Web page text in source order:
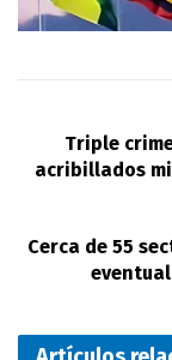
Triple
acribillados
Cerca de 55